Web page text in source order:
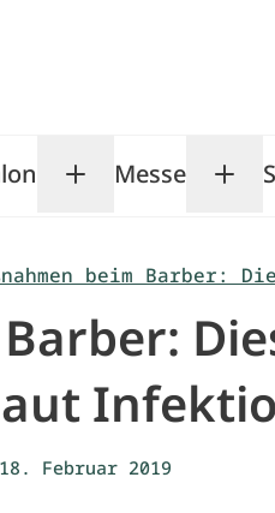
submenu
Toggle TOP
Messe
beim Barber:
18. Februar 2019